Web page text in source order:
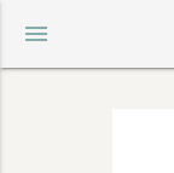
menu